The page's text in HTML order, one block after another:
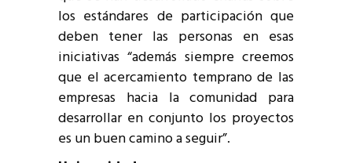
los estándares de participación que
deben tener las personas en esas
iniciativas “además siempre creemos
que el acercamiento temprano de las
empresas hacia la comunidad para
desarrollar en conjunto los proyectos
es un buen camino a seguir”.